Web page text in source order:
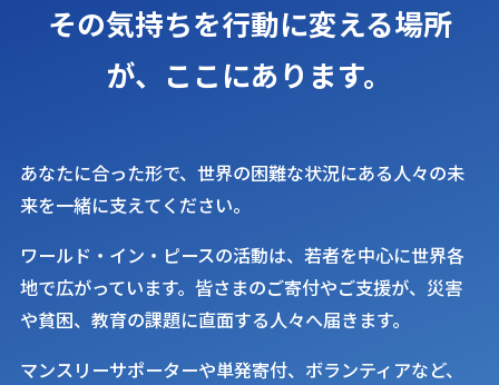
その気持ちを行動に変える場所
が、 ここにあります。
あなたに合った形で、世界の困難な状況にある人々の未
来を一緒に支えてください。
ワールド・イン・ピースの活動は、若者を中心に世界各
地で広がっています。皆さまのご寄付やご支援が、災害
や貧困、教育の課題に直面する人々へ届きます。
マンスリーサポーターや単発寄付、ボランティアなど、